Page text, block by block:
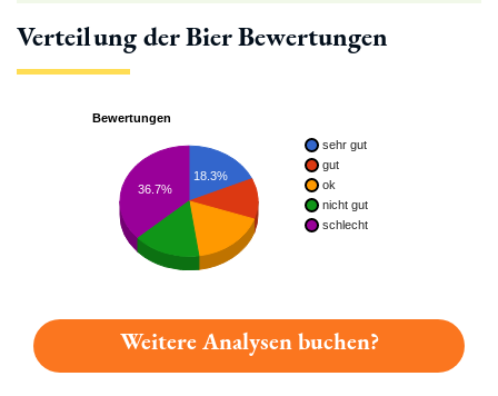
Verteilung der Bier Bewertungen
Bewertungen
sehr gut
gut
ok
nicht gut
schlecht
18.3%
36.7%
Weitere Analysen buchen?